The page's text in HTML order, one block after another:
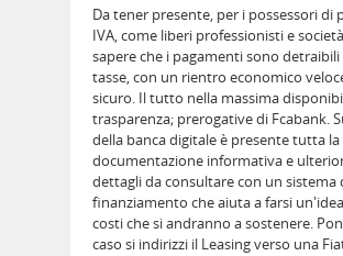
Da tener presente, per i possessori di
IVA, come liberi professionisti e
sapere che i pagamenti sono detraibili
tasse, con un rientro economico
sicuro. Il tutto nella massima
trasparenza; prerogative di Fcabank.
della banca digitale è presente tutta la
documentazione informativa e
dettagli da consultare con un sistema
finanziamento che aiuta a farsi
costi che si andranno a sostenere.
caso si indirizzi il Leasing verso una